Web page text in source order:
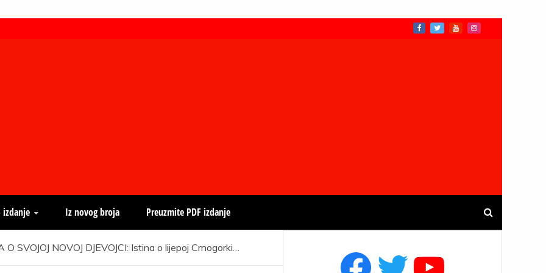
izdanje Iz novog broja Preuzmite PDF izdanje
SVOJOJ NOVOJ DJEVOJCI: Istina o lijepoj Crnogorki…